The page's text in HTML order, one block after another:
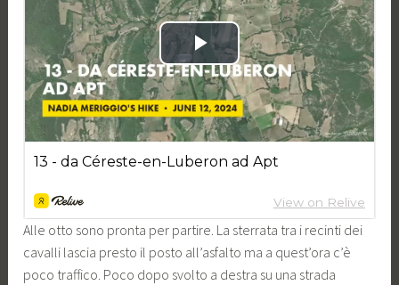
Alle otto sono pronta per partire. La sterrata tra i recinti dei
cavalli lascia presto il posto all’asfalto ma a quest’ora c’è
poco traffico. Poco dopo svolto a destra su una strada